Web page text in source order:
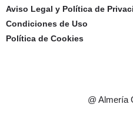
Aviso Legal y Política de
Condiciones de Uso
Política de Cookies
@ Almería